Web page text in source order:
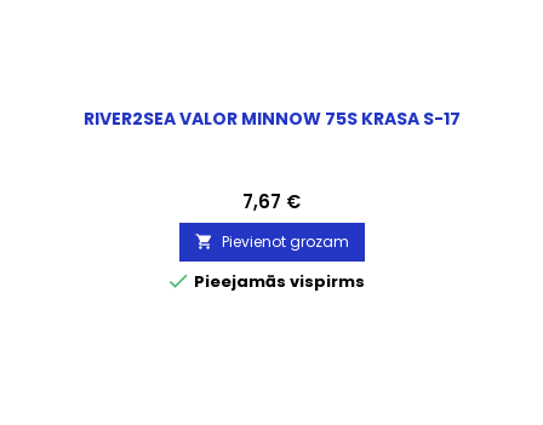
RIVER2SEA VALOR MINNOW 75S KRASA S-17
Cena
7,67 €
 Pievienot grozam
 Pieejamās vispirms